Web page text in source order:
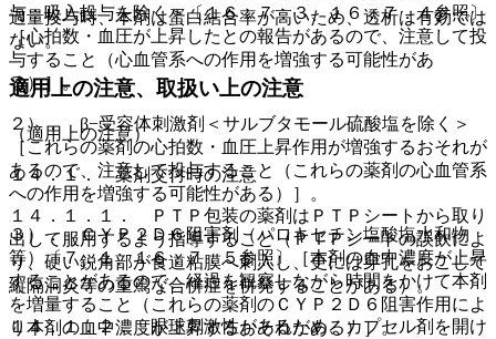
過量投与時、本剤は蛋白結合率が高いため、透析は有効では
ない。
適用上の注意、取扱い上の注意
（適用上の注意）
１４．１． 薬剤交付時の注意
１４．１．１． ＰＴＰ包装の薬剤はＰＴＰシートから取り
出して服用するよう指導すること（ＰＴＰシートの誤飲によ
り、硬い鋭角部が食道粘膜へ刺入し、更には穿孔をおこして
縦隔洞炎等の重篤な合併症を併発することがある）。
１４．１．２． 眼球刺激性があるため、カプセル剤を開け
与：吸入投与を除く＞〔１６．７．３、１６．７．４参照〕
［心拍数・血圧が上昇したとの報告があるので、注意して投
与すること（心血管系への作用を増強する可能性があ
る）］。
２）． β−受容体刺激剤＜サルブタモール硫酸塩を除く＞
［これらの薬剤の心拍数・血圧上昇作用が増強するおそれが
あるので、注意して投与すること（これらの薬剤の心血管系
への作用を増強する可能性がある）］。
３）． ＣＹＰ２Ｄ６阻害剤（パロキセチン塩酸塩水和物
等）〔７．１、１６．７．５参照〕［本剤の血中濃度が上昇
することがあるので、経過を観察しながら時間をかけて本剤
を増量すること（これらの薬剤のＣＹＰ２Ｄ６阻害作用によ
り本剤の血中濃度が上昇するおそれがある）］。